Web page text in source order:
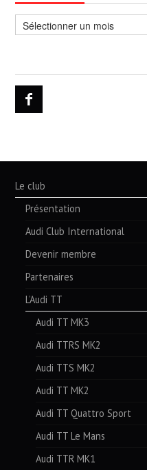
Le club
Présentation
Audi Club International
Devenir membre
Partenaires
L’Audi TT
Audi TT MK3
Audi TTRS MK2
Audi TTS MK2
Audi TT MK2
Audi TT Quattro Sport
Audi TT Le Mans
Audi TTR MK1